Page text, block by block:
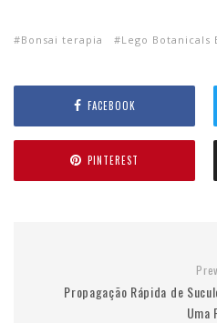
Bonsai terapia Lego Botanicals
FACEBOOK
PINTEREST
Propagação Rápida de
Uma